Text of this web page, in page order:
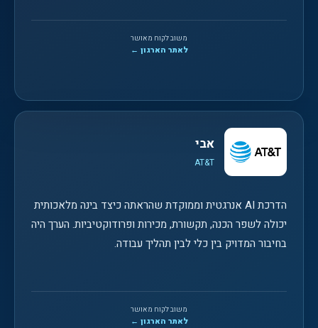
משוב לקוח מאושר
לאתר הארגון ←
אבי
AT&T
הדרכת AI אנרגטית וממוקדת שהראתה כיצד בינה מלאכותית
יכולה לשפר הכנה, תקשורת, מכירות ופרודוקטיביות. הערך היה
בחיבור המדויק בין כלי לבין תהליך עבודה.
משוב לקוח מאושר
לאתר הארגון ←